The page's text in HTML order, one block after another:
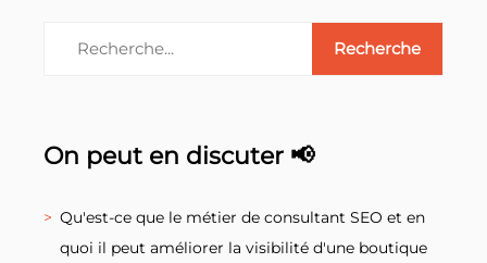
On peut en discuter 📢
Qu'est-ce que le métier de consultant SEO et en
quoi il peut améliorer la visibilité d'une boutique